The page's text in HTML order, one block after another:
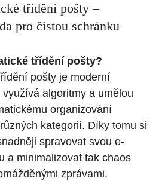
třídění pošty –
pro čistou schránku
třídění pošty?
pošty je moderní
algoritmy a umělou
organizování
kategorií. Díky tomu si
spravovat svou e-
a minimalizovat tak chaos
zprávami.